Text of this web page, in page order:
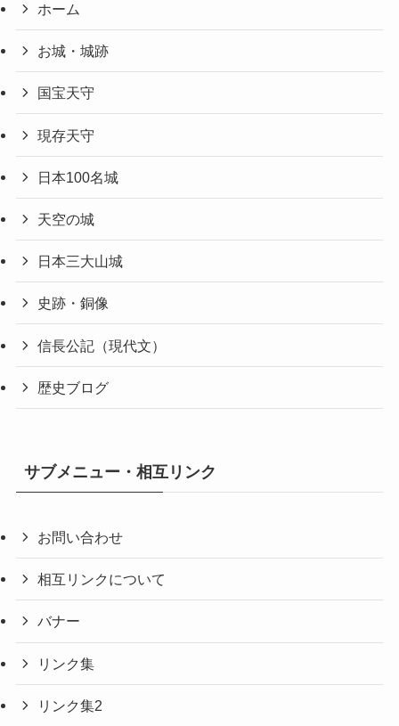
ホーム
お城・城跡
国宝天守
現存天守
日本100名城
天空の城
日本三大山城
史跡・銅像
信長公記（現代文）
歴史ブログ
サブメニュー・相互リンク
お問い合わせ
相互リンクについて
バナー
リンク集
リンク集2